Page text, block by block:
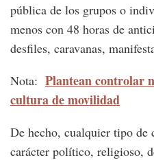
pública de los grupos o
menos con 48 horas de
desfiles, caravanas,
Nota: Plantean controlar
cultura de movilidad
De hecho, cualquier tipo de
carácter político, religioso,